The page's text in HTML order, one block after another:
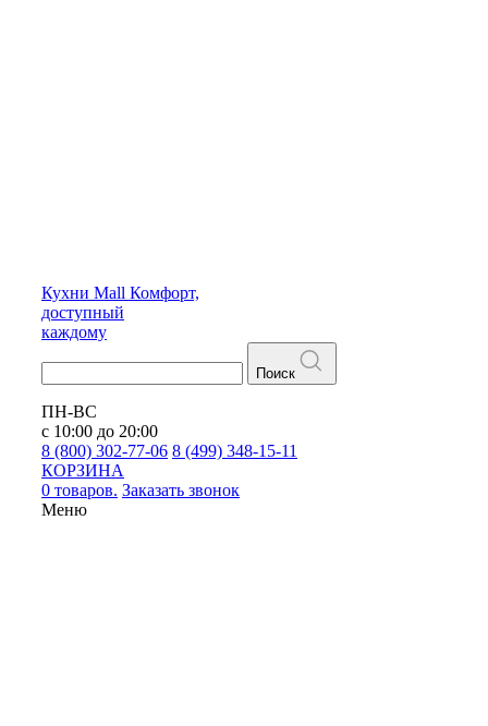
Кухни Mall Комфорт,
доступный
каждому
Поиск
ПН-ВС
с 10:00 до 20:00
8 (800) 302-77-06 8 (499) 348-15-11
КОРЗИНА
0 товаров. Заказать звонок
Меню